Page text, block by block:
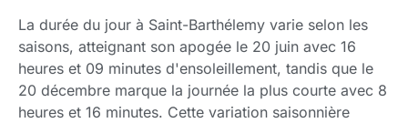
La durée du jour à Saint-Barthélemy varie selon les
saisons, atteignant son apogée le 20 juin avec 16
heures et 09 minutes d'ensoleillement, tandis que le
20 décembre marque la journée la plus courte avec 8
heures et 16 minutes. Cette variation saisonnière